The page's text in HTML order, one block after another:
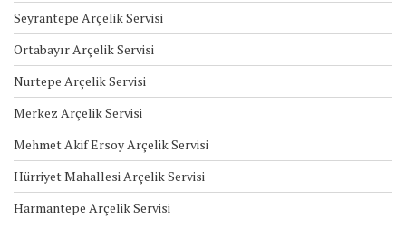
Seyrantepe Arçelik Servisi
Ortabayır Arçelik Servisi
Nurtepe Arçelik Servisi
Merkez Arçelik Servisi
Mehmet Akif Ersoy Arçelik Servisi
Hürriyet Mahallesi Arçelik Servisi
Harmantepe Arçelik Servisi